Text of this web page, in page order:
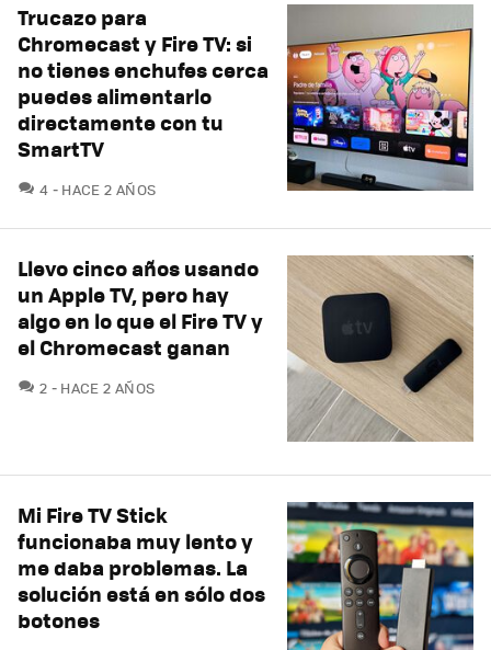
Trucazo para
Chromecast y Fire TV: si
no tienes enchufes cerca
puedes alimentarlo
directamente con tu
SmartTV
4 COMENTARIOS
HACE 2 AÑOS
Llevo cinco años usando
un Apple TV, pero hay
algo en lo que el Fire TV y
el Chromecast ganan
2 COMENTARIOS
HACE 2 AÑOS
Mi Fire TV Stick
funcionaba muy lento y
me daba problemas. La
solución está en sólo dos
botones